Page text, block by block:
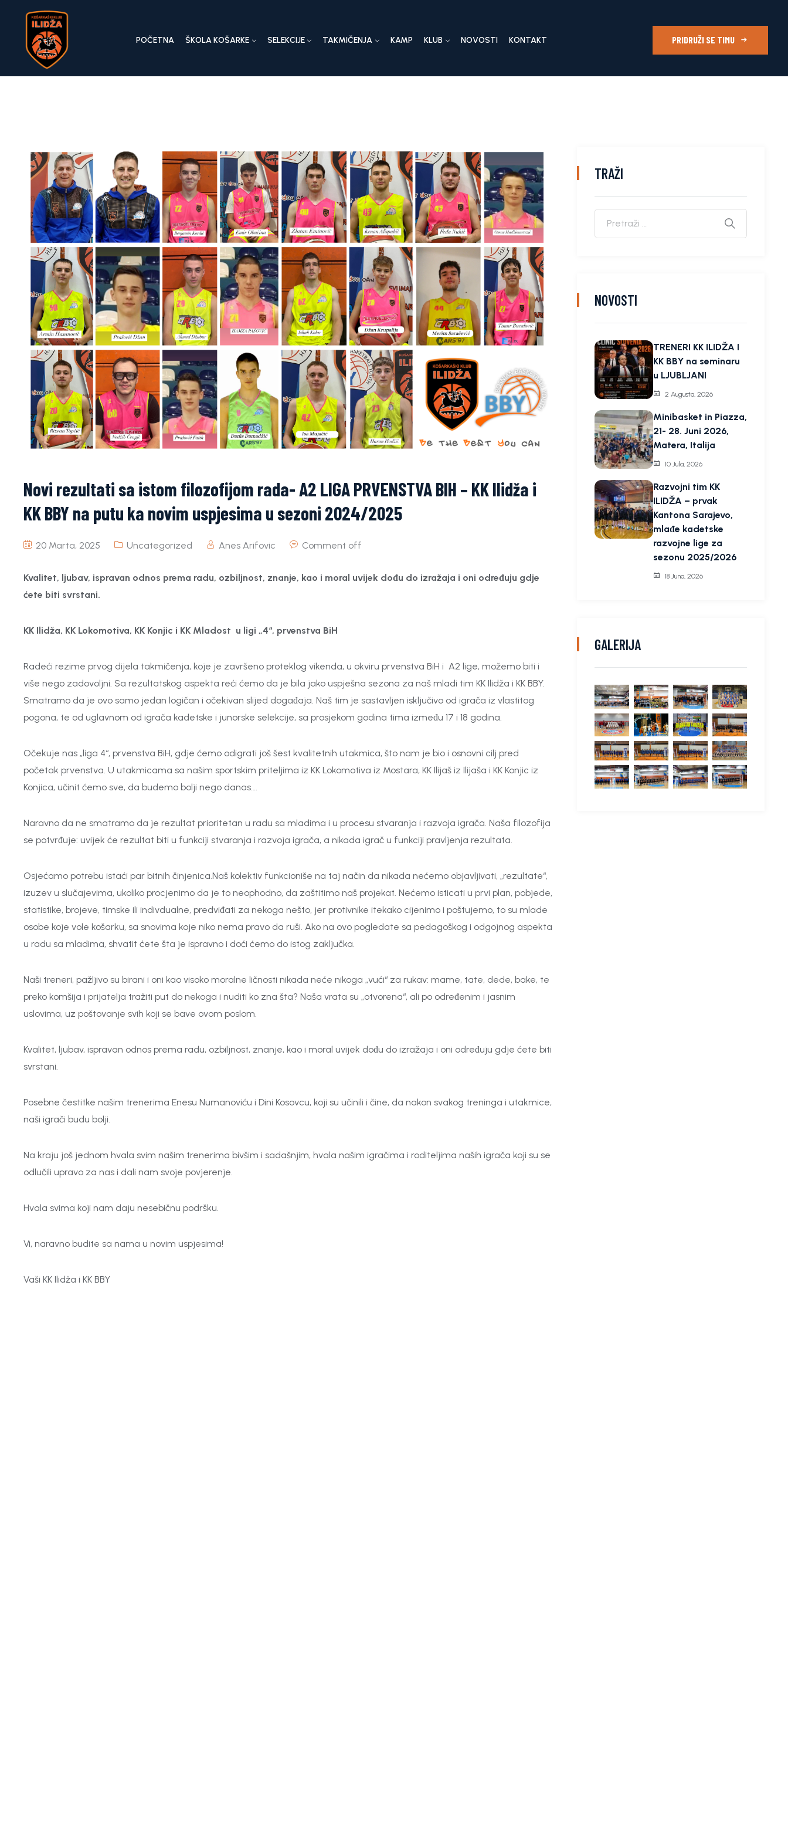
POČETNA ŠKOLA KOŠARKE SELEKCIJE TAKMIČENJA KAMP KLUB NOVOSTI KONTAKT PRIDRUŽI SE TIMU
Novi rezultati sa istom filozofijom rada- A2 LIGA PRVENSTVA BIH – KK Ilidža i
KK BBY na putu ka novim uspjesima u sezoni 2024/2025
20 Marta, 2025 Uncategorized Anes Arifovic Comment off
Kvalitet, ljubav, ispravan odnos prema radu, ozbiljnost, znanje, kao i moral uvijek dođu do izražaja i oni određuju gdje
ćete biti svrstani.
KK Ilidža, KK Lokomotiva, KK Konjic i KK Mladost u ligi „4“, prvenstva BiH
Radeći rezime prvog dijela takmičenja, koje je završeno proteklog vikenda, u okviru prvenstva BiH i A2 lige, možemo biti i
više nego zadovoljni. Sa rezultatskog aspekta reći ćemo da je bila jako uspješna sezona za naš mladi tim KK Ilidža i KK BBY.
Smatramo da je ovo samo jedan logičan i očekivan slijed događaja. Naš tim je sastavljen isključivo od igrača iz vlastitog
pogona, te od uglavnom od igrača kadetske i junorske selekcije, sa prosjekom godina tima između 17 i 18 godina.
Očekuje nas „liga 4“, prvenstva BiH, gdje ćemo odigrati još šest kvalitetnih utakmica, što nam je bio i osnovni cilj pred
početak prvenstva. U utakmicama sa našim sportskim priteljima iz KK Lokomotiva iz Mostara, KK Ilijaš iz Ilijaša i KK Konjic iz
Konjica, učinit ćemo sve, da budemo bolji nego danas….
Naravno da ne smatramo da je rezultat prioritetan u radu sa mladima i u procesu stvaranja i razvoja igrača. Naša filozofija
se potvrđuje: uvijek će rezultat biti u funkciji stvaranja i razvoja igrača, a nikada igrač u funkciji pravljenja rezultata.
Osjećamo potrebu istaći par bitnih činjenica.Naš kolektiv funkcioniše na taj način da nikada nećemo objavljivati, „rezultate“,
izuzev u slučajevima, ukoliko procjenimo da je to neophodno, da zaštitimo naš projekat. Nećemo isticati u prvi plan, pobjede,
statistike, brojeve, timske ili indivdualne, predviđati za nekoga nešto, jer protivnike itekako cijenimo i poštujemo, to su mlade
osobe koje vole košarku, sa snovima koje niko nema pravo da ruši. Ako na ovo pogledate sa pedagoškog i odgojnog aspekta
u radu sa mladima, shvatit ćete šta je ispravno i doći ćemo do istog zaključka.
Naši treneri, pažljivo su birani i oni kao visoko moralne ličnosti nikada neće nikoga „vući“ za rukav: mame, tate, dede, bake, te
preko komšija i prijatelja tražiti put do nekoga i nuditi ko zna šta? Naša vrata su „otvorena“, ali po određenim i jasnim
uslovima, uz poštovanje svih koji se bave ovom poslom.
Kvalitet, ljubav, ispravan odnos prema radu, ozbiljnost, znanje, kao i moral uvijek dođu do izražaja i oni određuju gdje ćete biti
svrstani.
Posebne čestitke našim trenerima Enesu Numanoviću i Dini Kosovcu, koji su učinili i čine, da nakon svakog treninga i utakmice,
naši igrači budu bolji.
Na kraju još jednom hvala svim našim trenerima bivšim i sadašnjim, hvala našim igračima i roditeljima naših igrača koji su se
odlučili upravo za nas i dali nam svoje povjerenje.
Hvala svima koji nam daju nesebičnu podršku.
Vi, naravno budite sa nama u novim uspjesima!
Vaši KK Ilidža i KK BBY
TRAŽI
NOVOSTI
TRENERI KK ILIDŽA I
KK BBY na seminaru
u LJUBLJANI
2 Augusta, 2026
Minibasket in Piazza,
21- 28. Juni 2026,
Matera, Italija
10 Jula, 2026
Razvojni tim KK
ILIDŽA – prvak
Kantona Sarajevo,
mlađe kadetske
razvojne lige za
sezonu 2025/2026
18 Juna, 2026
GALERIJA